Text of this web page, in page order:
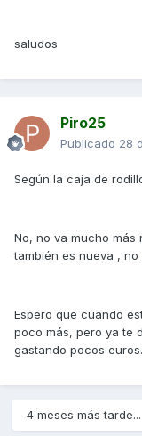
saludos
Piro25
Publicado 28
Según la caja de
No, no va mucho
también es nueva ,
Espero que cuando
poco más, pero ya te
gastando pocos euros.
4 meses más tarde...